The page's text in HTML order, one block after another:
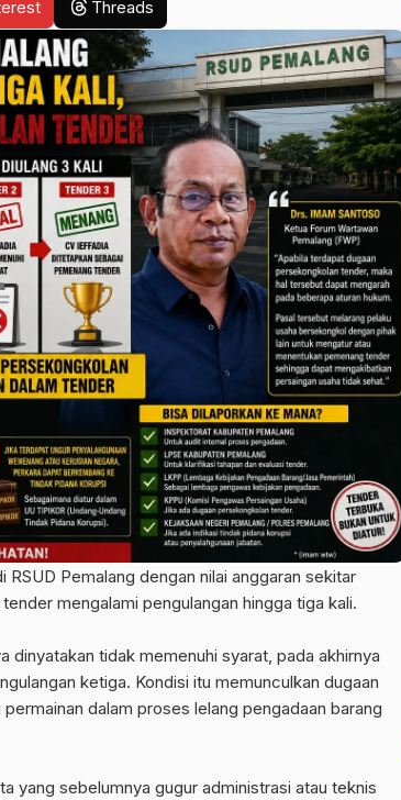
Threads
Pemalang dengan nilai anggaran sekitar
mengalami pengulangan hingga tiga kali.
tidak memenuhi syarat, pada akhirnya
ketiga. Kondisi itu memunculkan dugaan
dalam proses lelang pengadaan barang
yang sebelumnya gugur administrasi atau teknis